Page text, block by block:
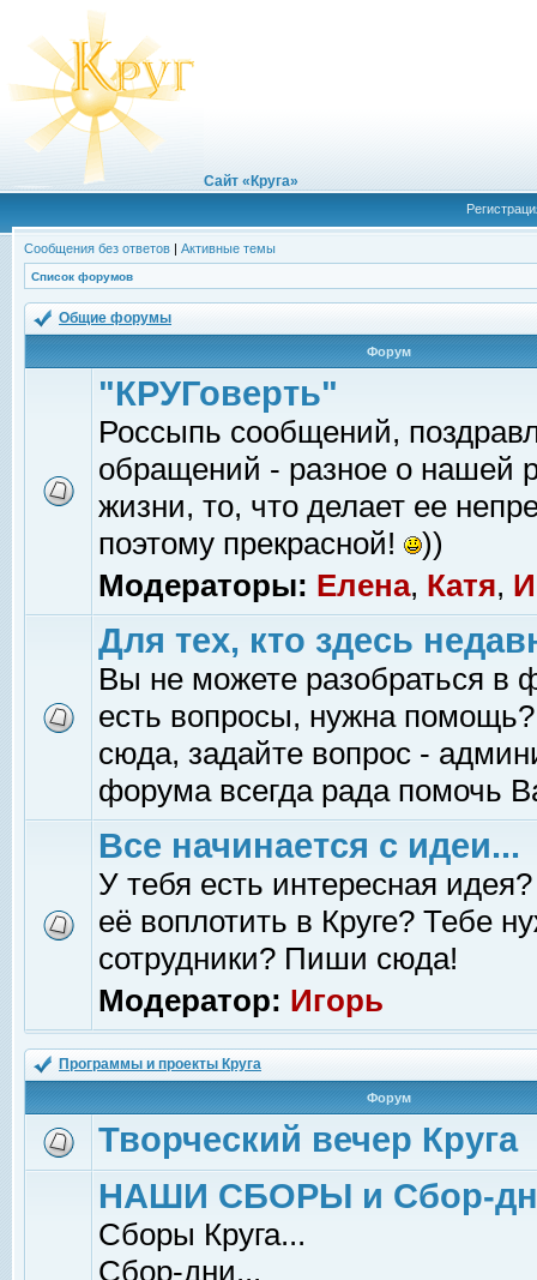
Сайт «Круга»
Сообщения без ответов | Активные темы
Список форумов
Общие форумы
Форум
"КРУГоверть"
Россыпь сообщений,
обращений - разное о нашей
жизни, то, что делает ее
поэтому прекрасной!
))
Модераторы: Елена, Катя,
Для тех, кто здесь
Вы не можете разобраться в
есть вопросы, нужна помощь?
сюда, задайте вопрос -
форума всегда рада помочь
Все начинается с идеи...
У тебя есть интересная
её воплотить в Круге? Тебе
сотрудники? Пиши сюда!
Модератор: Игорь
Программы и проекты Круга
Форум
Творческий вечер Круга
НАШИ СБОРЫ и Сбор-
Сборы Круга...
Сбор-дни...